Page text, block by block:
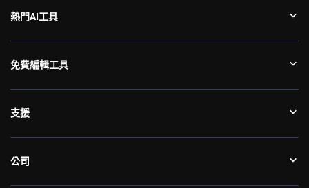
熱門AI工具
免費編輯工具
支援
公司